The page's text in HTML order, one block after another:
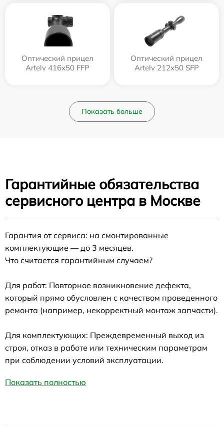
Оптический прицел
Artelv 416x50 FFP
Оптический прицел
Artelv 212x50 SFP
Показать больше
Гарантийные обязательства
сервисного центра в Москве
Гарантия от сервиса: на смонтированные
комплектующие — до 3 месяцев.
Что считается гарантийным случаем?
Для работ: Повторное возникновение дефекта,
который прямо обусловлен с качеством проведенного
ремонта (например, некорректный монтаж запчасти).
Для комплектующих: Преждевременный выход из
строя, отказ в работе или техническим параметрам
при соблюдении условий эксплуатации.
Показать полностью